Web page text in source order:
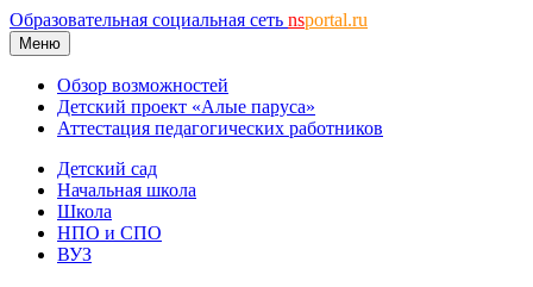
Образовательная социальная сеть nsportal.ru
Меню
Обзор возможностей
Детский проект «Алые паруса»
Аттестация педагогических работников
Детский сад
Начальная школа
Школа
НПО и СПО
ВУЗ